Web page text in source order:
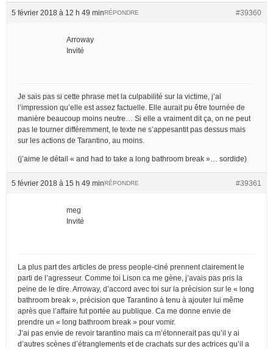
5 février 2018 à 12 h 49 min #39360
RÉPONDRE
Arroway
Invité
Je sais pas si cette phrase met la culpabilité sur la victime, j’ai
l’impression qu’elle est assez factuelle. Elle aurait pu être tournée de
manière beaucoup moins neutre… Si elle a vraiment dit ça, on ne peut
pas le tourner différemment, le texte ne s’appesantit pas dessus mais
sur les actions de Tarantino, au moins.
(j’aime le détail « and had to take a long bathroom break »… sordide)
5 février 2018 à 15 h 49 min #39361
RÉPONDRE
meg
Invité
La plus part des articles de press people-ciné prennent clairement le
parti de l’agresseur. Comme toi Lison ca me gène, j’avais pas pris la
peine de le dire. Arroway, d’accord avec toi sur la précision sur le « long
bathroom break », précision que Tarantino à tenu à ajouter lui même
après que l’affaire fut portée au publique. Ca me donne envie de
prendre un « long bathroom break » pour vomir.
J’ai pas envie de revoir tarantino mais ca m’étonnerait pas qu’il y ai
d’autres scènes d’étranglements et de crachats sur des actrices qu’il a